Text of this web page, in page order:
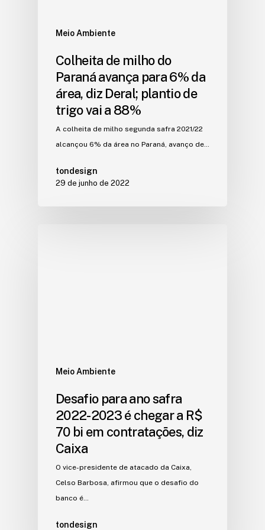
Meio Ambiente
Colheita de milho do
Paraná avança para 6% da
área, diz Deral; plantio de
trigo vai a 88%
A colheita de milho segunda safra 2021/22
alcançou 6% da área no Paraná, avanço de…
tondesign
29 de junho de 2022
Meio Ambiente
Desafio para ano safra
2022-2023 é chegar a R$
70 bi em contratações, diz
Caixa
O vice-presidente de atacado da Caixa,
Celso Barbosa, afirmou que o desafio do
banco é…
tondesign